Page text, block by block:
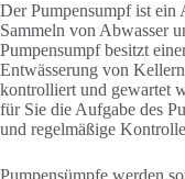
Der Pumpensumpf ist ein
Sammeln von Abwasser
Pumpensumpf besitzt
Entwässerung von
kontrolliert und gewartet
für Sie die Aufgabe des
und regelmäßige
Pumpensümpfe werden